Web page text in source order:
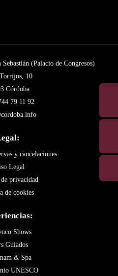
(Palacio de Congresos)
10
Córdoba
79 11 92
y cancelaciones
Legal
privacidad
de cookies
Shows
Guiados
& Spa
UNESCO